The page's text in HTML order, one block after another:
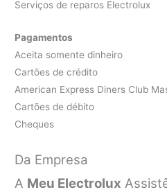
Serviços de reparos Electrolux
Pagamentos
Aceita somente dinheiro
Cartões de crédito
American Express Diners Club
Cartões de débito
Cheques
Da Empresa
A Meu Electrolux